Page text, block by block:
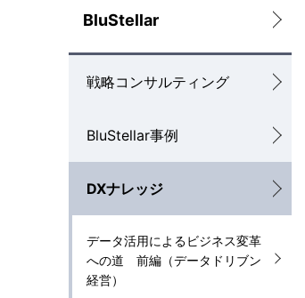
ロ
ー
カ
ル
ナ
ビ
ー
BluStellar
戦略コンサルティング
BluStellar事例
DXナレッジ
データ活用によるビジネス変革
への道 前編（データドリブン
経営）